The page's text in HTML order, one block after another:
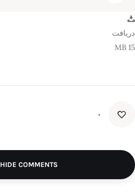
دریافت
15 MB
۰
HIDE COMMENTS